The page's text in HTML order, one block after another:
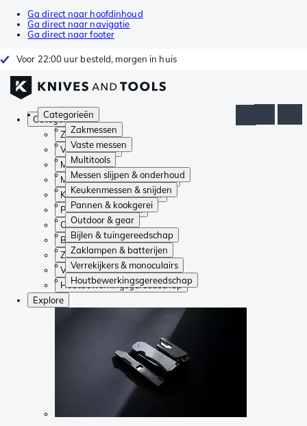
Ga direct naar hoofdinhoud
Ga direct naar navigatie
Ga direct naar footer
Voor 22:00 uur besteld, morgen in huis
Categorieën
Zakmessen
Vaste messen
Multitools
Messen slijpen & onderhoud
Keukenmessen & snijden
Pannen & kookgerei
Outdoor & gear
Bijlen & tuingereedschap
Zaklampen & batterijen
Verrekijkers & monoculairs
Houtbewerkingsgereedschap
Categorieën
Zakmessen
Vaste messen
Multitools
Messen slijpen & onderhoud
Keukenmessen & snijden
Pannen & kookgerei
Outdoor & gear
Bijlen & tuingereedschap
Zaklampen & batterijen
Verrekijkers & monoculairs
Houtbewerkingsgereedschap
Explore